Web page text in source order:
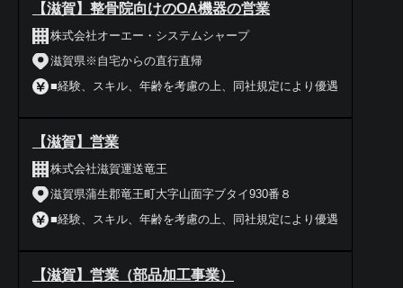
【滋賀】整骨院向けのOA機器の営業
株式会社オーエー・システムシャープ
滋賀県※自宅からの直行直帰
■経験、スキル、年齢を考慮の上、同社規定により優遇
【滋賀】営業
株式会社滋賀運送竜王
滋賀県蒲生郡竜王町大字山面字ブタイ930番８
■経験、スキル、年齢を考慮の上、同社規定により優遇
【滋賀】営業（部品加工事業）